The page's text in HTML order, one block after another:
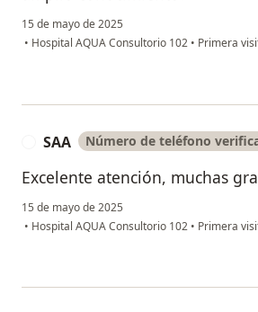
15 de mayo de 2025
• Hospital AQUA Consultorio 102 • Primera
SAA Número de teléfono
Excelente atención, muchas
15 de mayo de 2025
• Hospital AQUA Consultorio 102 • Primera